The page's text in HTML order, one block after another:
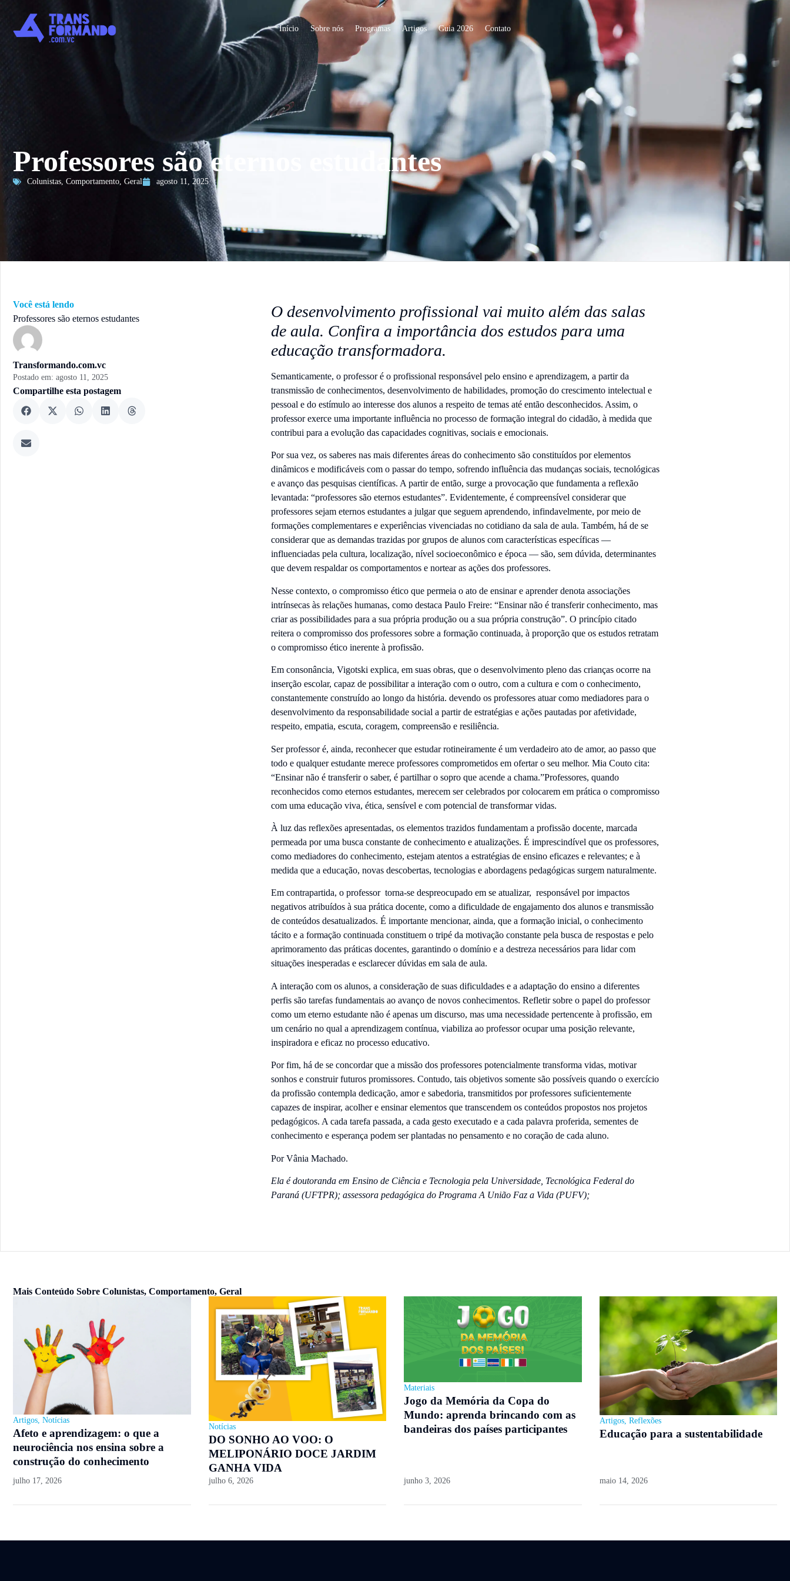
Início Sobre nós Programas Artigos Guia 2026 Contato
Professores são eternos estudantes
Colunistas, Comportamento, Geral agosto 11, 2025
Você está lendo
Professores são eternos estudantes
Transformando.com.vc
Postado em: agosto 11, 2025
Compartilhe esta postagem
O desenvolvimento profissional vai muito além das salas
de aula. Confira a importância dos estudos para uma
educação transformadora.
Semanticamente, o professor é o profissional responsável pelo ensino e aprendizagem, a partir da
transmissão de conhecimentos, desenvolvimento de habilidades, promoção do crescimento intelectual e
pessoal e do estímulo ao interesse dos alunos a respeito de temas até então desconhecidos. Assim, o
professor exerce uma importante influência no processo de formação integral do cidadão, à medida que
contribui para a evolução das capacidades cognitivas, sociais e emocionais.
Por sua vez, os saberes nas mais diferentes áreas do conhecimento são constituídos por elementos
dinâmicos e modificáveis com o passar do tempo, sofrendo influência das mudanças sociais, tecnológicas
e avanço das pesquisas científicas. A partir de então, surge a provocação que fundamenta a reflexão
levantada: “professores são eternos estudantes”. Evidentemente, é compreensível considerar que
professores sejam eternos estudantes a julgar que seguem aprendendo, infindavelmente, por meio de
formações complementares e experiências vivenciadas no cotidiano da sala de aula. Também, há de se
considerar que as demandas trazidas por grupos de alunos com características específicas —
influenciadas pela cultura, localização, nível socioeconômico e época — são, sem dúvida, determinantes
que devem respaldar os comportamentos e nortear as ações dos professores.
Nesse contexto, o compromisso ético que permeia o ato de ensinar e aprender denota associações
intrínsecas às relações humanas, como destaca Paulo Freire: “Ensinar não é transferir conhecimento, mas
criar as possibilidades para a sua própria produção ou a sua própria construção”. O princípio citado
reitera o compromisso dos professores sobre a formação continuada, à proporção que os estudos retratam
o compromisso ético inerente à profissão.
Em consonância, Vigotski explica, em suas obras, que o desenvolvimento pleno das crianças ocorre na
inserção escolar, capaz de possibilitar a interação com o outro, com a cultura e com o conhecimento,
constantemente construído ao longo da história. devendo os professores atuar como mediadores para o
desenvolvimento da responsabilidade social a partir de estratégias e ações pautadas por afetividade,
respeito, empatia, escuta, coragem, compreensão e resiliência.
Ser professor é, ainda, reconhecer que estudar rotineiramente é um verdadeiro ato de amor, ao passo que
todo e qualquer estudante merece professores comprometidos em ofertar o seu melhor. Mia Couto cita:
“Ensinar não é transferir o saber, é partilhar o sopro que acende a chama.”Professores, quando
reconhecidos como eternos estudantes, merecem ser celebrados por colocarem em prática o compromisso
com uma educação viva, ética, sensível e com potencial de transformar vidas.
À luz das reflexões apresentadas, os elementos trazidos fundamentam a profissão docente, marcada
permeada por uma busca constante de conhecimento e atualizações. É imprescindível que os professores,
como mediadores do conhecimento, estejam atentos a estratégias de ensino eficazes e relevantes; e à
medida que a educação, novas descobertas, tecnologias e abordagens pedagógicas surgem naturalmente.
Em contrapartida, o professor torna-se despreocupado em se atualizar, responsável por impactos
negativos atribuídos à sua prática docente, como a dificuldade de engajamento dos alunos e transmissão
de conteúdos desatualizados. É importante mencionar, ainda, que a formação inicial, o conhecimento
tácito e a formação continuada constituem o tripé da motivação constante pela busca de respostas e pelo
aprimoramento das práticas docentes, garantindo o domínio e a destreza necessários para lidar com
situações inesperadas e esclarecer dúvidas em sala de aula.
A interação com os alunos, a consideração de suas dificuldades e a adaptação do ensino a diferentes
perfis são tarefas fundamentais ao avanço de novos conhecimentos. Refletir sobre o papel do professor
como um eterno estudante não é apenas um discurso, mas uma necessidade pertencente à profissão, em
um cenário no qual a aprendizagem contínua, viabiliza ao professor ocupar uma posição relevante,
inspiradora e eficaz no processo educativo.
Por fim, há de se concordar que a missão dos professores potencialmente transforma vidas, motivar
sonhos e construir futuros promissores. Contudo, tais objetivos somente são possíveis quando o exercício
da profissão contempla dedicação, amor e sabedoria, transmitidos por professores suficientemente
capazes de inspirar, acolher e ensinar elementos que transcendem os conteúdos propostos nos projetos
pedagógicos. A cada tarefa passada, a cada gesto executado e a cada palavra proferida, sementes de
conhecimento e esperança podem ser plantadas no pensamento e no coração de cada aluno.
Por Vânia Machado.
Ela é doutoranda em Ensino de Ciência e Tecnologia pela Universidade, Tecnológica Federal do
Paraná (UFTPR); assessora pedagógica do Programa A União Faz a Vida (PUFV);
Mais Conteúdo Sobre Colunistas, Comportamento, Geral
Artigos, Notícias
Afeto e aprendizagem: o que a
neurociência nos ensina sobre a
construção do conhecimento
julho 17, 2026
Notícias
DO SONHO AO VOO: O
MELIPONÁRIO DOCE JARDIM
GANHA VIDA
julho 6, 2026
Materiais
Jogo da Memória da Copa do
Mundo: aprenda brincando com as
bandeiras dos países participantes
junho 3, 2026
Artigos, Reflexões
Educação para a sustentabilidade
maio 14, 2026